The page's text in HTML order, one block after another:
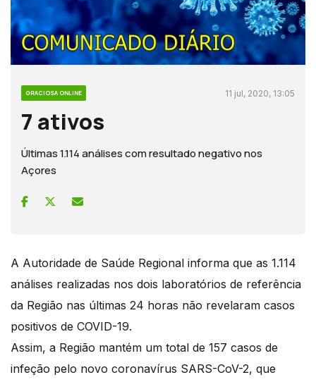
GRACIOSA ONLINE 11 jul, 2020, 13:05
7 ativos
Últimas 1.114 análises com resultado negativo nos
Açores
A Autoridade de Saúde Regional informa que as 1.114
análises realizadas nos dois laboratórios de referência
da Região nas últimas 24 horas não revelaram casos
positivos de COVID-19.
Assim, a Região mantém um total de 157 casos de
infeção pelo novo coronavírus SARS-CoV-2, que